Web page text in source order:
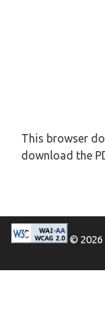
This browser
download the
© 2026